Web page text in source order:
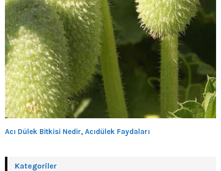
Acı Dülek Bitkisi Nedir, Acıdülek Faydaları
Kategoriler